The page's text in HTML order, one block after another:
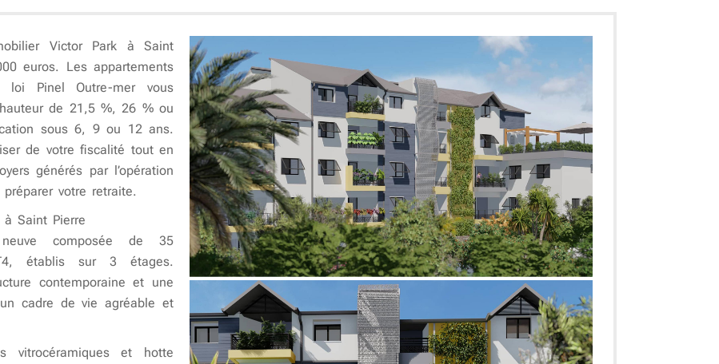
Victor Park à Saint
euros. Les appartements
Pinel Outre-mer vous
de 21,5 %, 26 % ou
sous 6, 9 ou 12 ans.
de votre fiscalité tout en
générés par l’opération
votre retraite.
Saint Pierre
composée de 35
établis sur 3 étages.
contemporaine et une
cadre de vie agréable et
vitrocéramiques et hotte